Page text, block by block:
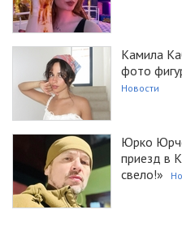
Камила
фото
Новости
Юрко
приезд в
свело!»